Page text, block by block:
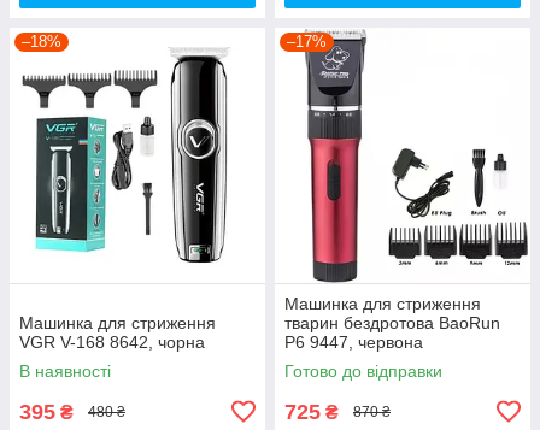
–18%
Машинка для стриження
VGR V-168 8642, чорна
В наявності
395 ₴ 480 ₴
–17%
Машинка для стриження
тварин бездротова BaoRun
P6 9447, червона
Готово до відправки
725 ₴ 870 ₴